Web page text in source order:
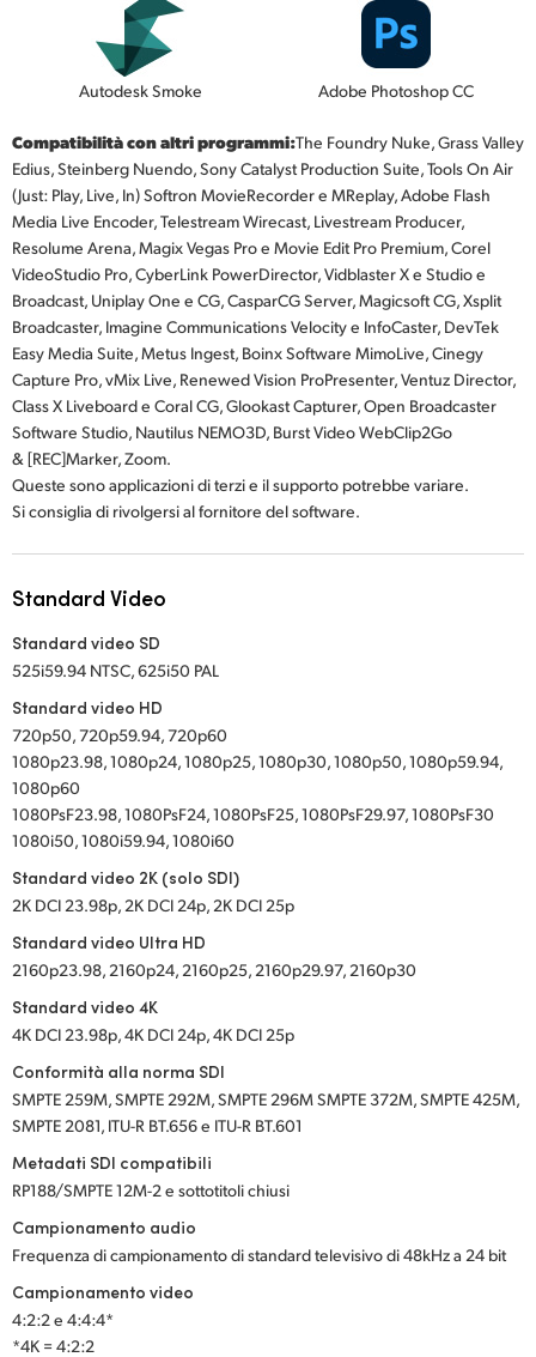
Autodesk Smoke Adobe Photoshop CC
Compatibilità con altri programmi:The Foundry Nuke, Grass Valley
Edius, Steinberg Nuendo, Sony Catalyst Production Suite, Tools On Air
(Just: Play, Live, In) Softron MovieRecorder e MReplay, Adobe Flash
Media Live Encoder, Telestream Wirecast, Livestream Producer,
Resolume Arena, Magix Vegas Pro e Movie Edit Pro Premium, Corel
VideoStudio Pro, CyberLink PowerDirector, Vidblaster X e Studio e
Broadcast, Uniplay One e CG, CasparCG Server, Magicsoft CG, Xsplit
Broadcaster, Imagine Communications Velocity e InfoCaster, DevTek
Easy Media Suite, Metus Ingest, Boinx Software MimoLive, Cinegy
Capture Pro, vMix Live, Renewed Vision ProPresenter, Ventuz Director,
Class X Liveboard e Coral CG, Glookast Capturer, Open Broadcaster
Software Studio, Nautilus NEMO3D, Burst Video WebClip2Go
& [REC]Marker, Zoom.
Queste sono applicazioni di terzi e il supporto potrebbe variare.
Si consiglia di rivolgersi al fornitore del software.
Standard Video
Standard video SD
525i59.94 NTSC, 625i50 PAL
Standard video HD
720p50, 720p59.94, 720p60
1080p23.98, 1080p24, 1080p25, 1080p30, 1080p50, 1080p59.94,
1080p60
1080PsF23.98, 1080PsF24, 1080PsF25, 1080PsF29.97, 1080PsF30
1080i50, 1080i59.94, 1080i60
Standard video 2K (solo SDI)
2K DCI 23.98p, 2K DCI 24p, 2K DCI 25p
Standard video Ultra HD
2160p23.98, 2160p24, 2160p25, 2160p29.97, 2160p30
Standard video 4K
4K DCI 23.98p, 4K DCI 24p, 4K DCI 25p
Conformità alla norma SDI
SMPTE 259M, SMPTE 292M, SMPTE 296M SMPTE 372M, SMPTE 425M,
SMPTE 2081, ITU-R BT.656 e ITU-R BT.601
Metadati SDI compatibili
RP188/SMPTE 12M-2 e sottotitoli chiusi
Campionamento audio
Frequenza di campionamento di standard televisivo di 48kHz a 24 bit
Campionamento video
4:2:2 e 4:4:4*
*4K = 4:2:2